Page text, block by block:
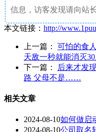
信息，访客发现请向站
本文链接： http://
上一篇： 可怕的食
天敌一秒就能消灭30
下一篇：
后来才发
路 父母不是……
相关文章
2024-08-10如何做启
2024-08-10公司取名